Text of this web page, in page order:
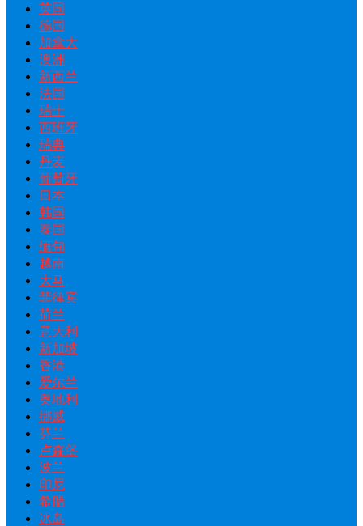
英国
德国
加拿大
澳洲
新西兰
法国
瑞士
西班牙
瑞典
丹麦
葡萄牙
日本
韩国
泰国
缅甸
越南
大马
菲律宾
荷兰
意大利
新加坡
香港
爱尔兰
奥地利
挪威
芬兰
卢森堡
波兰
印尼
希腊
冰岛